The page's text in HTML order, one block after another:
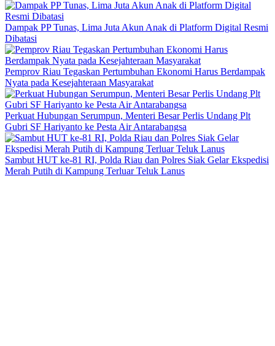
Dampak PP Tunas, Lima Juta Akun Anak di Platform Digital Resmi
Dibatasi
Pemprov Riau Tegaskan Pertumbuhan Ekonomi Harus Berdampak
Nyata pada Kesejahteraan Masyarakat
Perkuat Hubungan Serumpun, Menteri Besar Perlis Undang Plt
Gubri SF Hariyanto ke Pesta Air Antarabangsa
Sambut HUT ke-81 RI, Polda Riau dan Polres Siak Gelar Ekspedisi
Merah Putih di Kampung Terluar Teluk Lanus